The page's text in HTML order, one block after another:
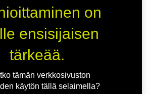
on
ensisijaisen
tärkeää.
tämän verkkosivuston
käytön tällä selaimella?